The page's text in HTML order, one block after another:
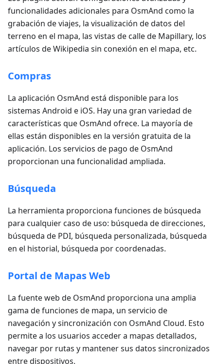
funcionalidades adicionales para OsmAnd como la
grabación de viajes, la visualización de datos del
terreno en el mapa, las vistas de calle de Mapillary, los
artículos de Wikipedia sin conexión en el mapa, etc.
Compras
La aplicación OsmAnd está disponible para los
sistemas Android e iOS. Hay una gran variedad de
características que OsmAnd ofrece. La mayoría de
ellas están disponibles en la versión gratuita de la
aplicación. Los servicios de pago de OsmAnd
proporcionan una funcionalidad ampliada.
Búsqueda
La herramienta proporciona funciones de búsqueda
para cualquier caso de uso: búsqueda de direcciones,
búsqueda de PDI, búsqueda personalizada, búsqueda
en el historial, búsqueda por coordenadas.
Portal de Mapas Web
La fuente web de OsmAnd proporciona una amplia
gama de funciones de mapa, un servicio de
navegación y sincronización con OsmAnd Cloud. Esto
permite a los usuarios acceder a mapas detallados,
navegar por rutas y mantener sus datos sincronizados
entre dispositivos.